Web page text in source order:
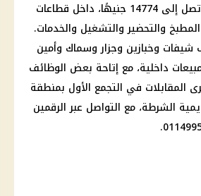
برواتب تصل إلى 14774 جنيهًا، داخل قطاعات
والتحضير والتشغيل والخدمات.
وخبازين وجزار وسماك وأمين
داخلية، مع إتاحة بعض الوظائف
المقابلات في التجمع الأول بمنطقة
الشرطة، مع التواصل عبر الرقمين